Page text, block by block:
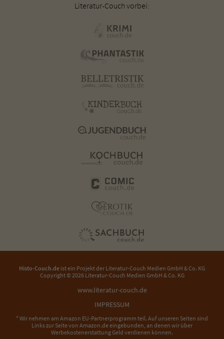
Literatur-Couch vorbei:
Histo-Couch.de ist ein Projekt der Literatur-Couch Medien GmbH & Co. KG
Copyright © 2026 Literatur-Couch Medien GmbH & Co. KG
www.literatur-couch.de
IMPRESSUM
* Wir nehmen am Amazon EU-Partnerprogramm teil. Auf unseren Seiten sind
Links zur Seite von Amazon.de eingebunden, an denen wir über
Werbekostenerstattung Geld verdienen können.